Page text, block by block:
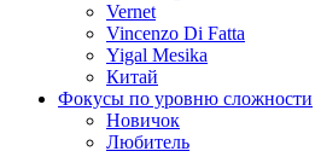
Vernet
Vincenzo Di Fatta
Yigal Mesika
Китай
Фокусы по уровню сложности
Новичок
Любитель